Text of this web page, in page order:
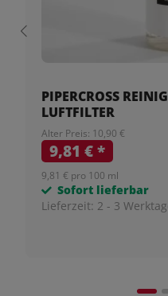
PIPERCROSS
LUFTFILTER
Alter Preis: 10,90 €
9,81 €*
9,81 € pro 100 ml
Sofort lieferbar
Lieferzeit: 2 - 3